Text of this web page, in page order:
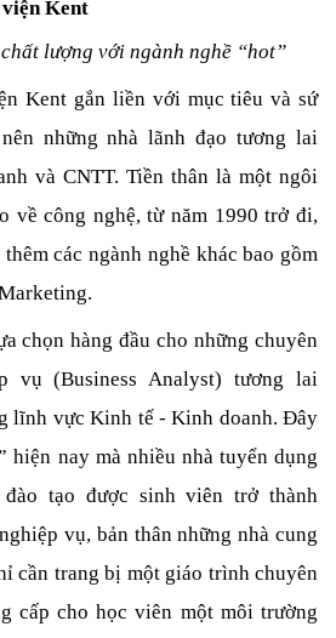
viện Kent
lượng với ngành nghề “hot”
Kent gắn liền với mục tiêu và sứ
những nhà lãnh đạo tương lai
và CNTT. Tiền thân là một ngôi
về công nghệ, từ năm 1990 trở đi,
các ngành nghề khác bao gồm
chọn hàng đầu cho những chuyên
vụ (Business Analyst) tương lai
lĩnh vực Kinh tế - Kinh doanh. Đây
hiện nay mà nhiều nhà tuyển dụng
đào tạo được sinh viên trở thành
vụ, bản thân những nhà cung
cần trang bị một giáo trình chuyên
cấp cho học viên một môi trường